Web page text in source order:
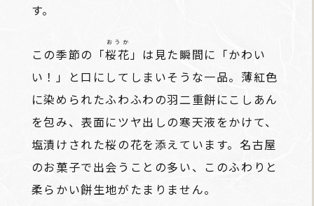
す。
この季節の「桜花
おうか
」は見た瞬間に「かわい
い！」と口にしてしまいそうな一品。薄紅色
に染められたふわふわの羽二重餅にこしあん
を包み、表面にツヤ出しの寒天液をかけて、
塩漬けされた桜の花を添えています。名古屋
のお菓子で出会うことの多い、このふわりと
柔らかい餅生地がたまりません。